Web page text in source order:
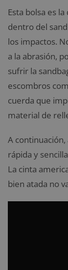
Esta bolsa es
dentro del
los impactos.
a la abrasión,
sufrir la
escombros
cuerda que
material de
A
rápida y
La cinta
bien atada no